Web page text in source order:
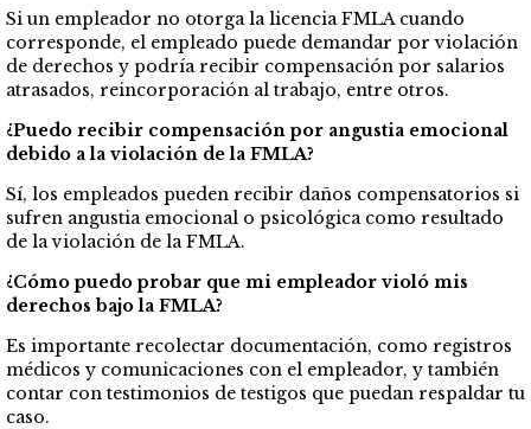
Si un empleador no otorga la licencia FMLA cuando
corresponde, el empleado puede demandar por violación
de derechos y podría recibir compensación por salarios
atrasados, reincorporación al trabajo, entre otros.
¿Puedo recibir compensación por angustia emocional
debido a la violación de la FMLA?
Sí, los empleados pueden recibir daños compensatorios si
sufren angustia emocional o psicológica como resultado
de la violación de la FMLA.
¿Cómo puedo probar que mi empleador violó mis
derechos bajo la FMLA?
Es importante recolectar documentación, como registros
médicos y comunicaciones con el empleador, y también
contar con testimonios de testigos que puedan respaldar tu
caso.